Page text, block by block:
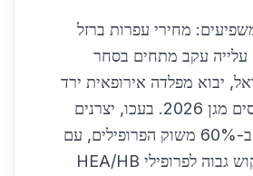
מחירי עפרות ברזל
עלייה עקב מתחים בסחר
יבוא מפלדה אירופאית ירד
ל-20% בגלל מכסים מגן 2026. בעכו, יצרנים
מקומיים שולטים ב-60% משוק הפרופילים, עם
יתרון לוגיסטי. ביקוש גבוה לפרופילי HEA/HB